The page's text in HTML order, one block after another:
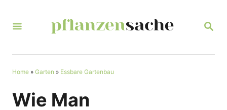
S
R
Home » Garten » Essbare Gartenbau
Wie Man